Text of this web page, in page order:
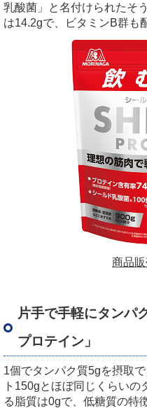
乳酸菌」と名付けられたそ
は14.2gで、ビタミンB群も
商品
片手で手軽にタンパ
プロテイン」
1個でタンパク質5gを摂取
ト150gとほぼ同じくらい
る脂質は0gで、低糖質の特